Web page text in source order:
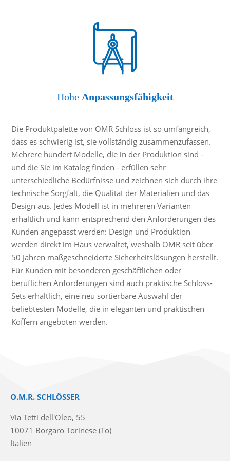
Hohe Anpassungsfähigkeit
Die Produktpalette von OMR Schloss ist so umfangreich,
dass es schwierig ist, sie vollständig zusammenzufassen.
Mehrere hundert Modelle, die in der Produktion sind -
und die Sie im Katalog finden - erfüllen sehr
unterschiedliche Bedürfnisse und zeichnen sich durch ihre
technische Sorgfalt, die Qualität der Materialien und das
Design aus. Jedes Modell ist in mehreren Varianten
erhältlich und kann entsprechend den Anforderungen des
Kunden angepasst werden: Design und Produktion
werden direkt im Haus verwaltet, weshalb OMR seit über
50 Jahren maßgeschneiderte Sicherheitslösungen herstellt.
Für Kunden mit besonderen geschäftlichen oder
beruflichen Anforderungen sind auch praktische Schloss-
Sets erhältlich, eine neu sortierbare Auswahl der
beliebtesten Modelle, die in eleganten und praktischen
Koffern angeboten werden.
O.M.R. SCHLÖSSER
Via Tetti dell'Oleo, 55
10071 Borgaro Torinese (To)
Italien